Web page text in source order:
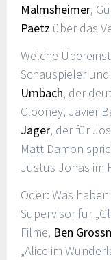
Malmsheimer,
Paetz über das
Welche
Schauspieler
Umbach, der
Clooney, Javier
Jäger, der für
Matt Damon
Justus Jonas im
Oder: Was haben
Supervisor für
Filme, Ben
„Alice im